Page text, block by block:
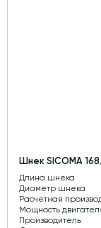
Шнек SICOMA
Длина шнека
Диаметр шнека
Расчетная
Мощность
Производитель